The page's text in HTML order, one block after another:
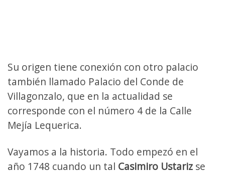
Su origen tiene conexión con otro palacio
también llamado Palacio del Conde de
Villagonzalo, que en la actualidad se
corresponde con el número 4 de la Calle
Mejía Lequerica.
Vayamos a la historia. Todo empezó en el
año 1748 cuando un tal Casimiro Ustariz se